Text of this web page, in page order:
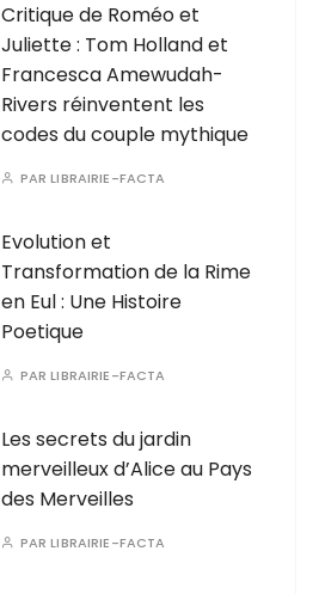
Critique de Roméo et
Juliette : Tom Holland et
Francesca Amewudah-
Rivers réinventent les
codes du couple mythique
PARLIBRAIRIE-FACTA
Evolution et
Transformation de la Rime
en Eul : Une Histoire
Poetique
PARLIBRAIRIE-FACTA
Les secrets du jardin
merveilleux d’Alice au Pays
des Merveilles
PARLIBRAIRIE-FACTA